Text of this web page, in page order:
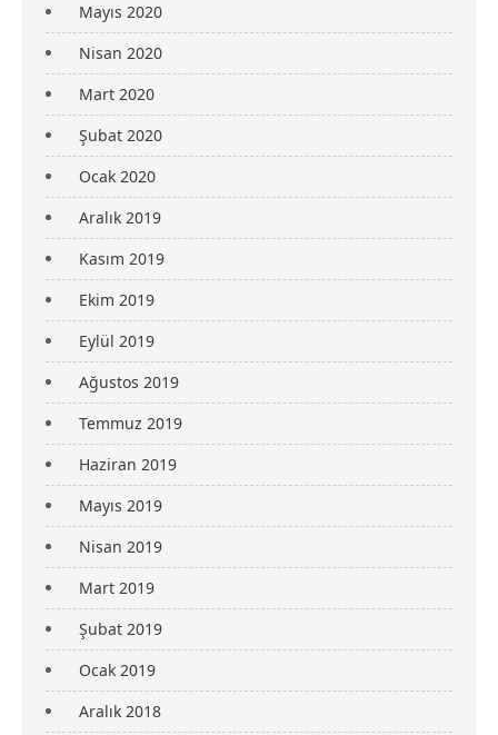
Mayıs 2020
Nisan 2020
Mart 2020
Şubat 2020
Ocak 2020
Aralık 2019
Kasım 2019
Ekim 2019
Eylül 2019
Ağustos 2019
Temmuz 2019
Haziran 2019
Mayıs 2019
Nisan 2019
Mart 2019
Şubat 2019
Ocak 2019
Aralık 2018